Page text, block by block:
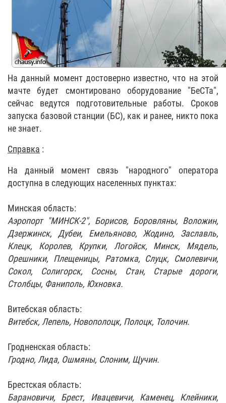
На данный момент достоверно известно, что на этой
мачте будет смонтировано оборудование "БеСТа",
сейчас ведутся подготовительные работы. Сроков
запуска базовой станции (БС), как и ранее, никто пока
не знает.
Справка :
На данный момент связь "народного" оператора
доступна в следующих населенных пунктах:
Минская область:
Аэропорт "МИНСК-2", Борисов, Боровляны, Воложин,
Дзержинск, Дубеи, Емельяново, Жодино, Заславль,
Клецк, Королев, Крупки, Логойск, Минск, Мядель,
Орешники, Плещеницы, Ратомка, Слуцк, Смолевичи,
Сокол, Солигорск, Сосны, Стан, Старые дороги,
Столбцы, Фаниполь, Юхновка.
Витебская область:
Витебск, Лепель, Новополоцк, Полоцк, Толочин.
Гродненская область:
Гродно, Лида, Ошмяны, Слоним, Щучин.
Брестская область:
Барановичи, Брест, Ивацевичи, Каменец, Клейники,